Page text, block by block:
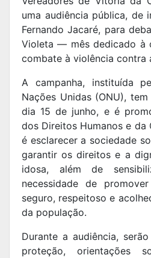
uma audiência pública, de
Fernando Jacaré, para
Violeta — mês dedicado à
combate à violência contra
A campanha, instituída
Nações Unidas (ONU),
dia 15 de junho, e é
dos Direitos Humanos e da
é esclarecer a sociedade
garantir os direitos e a
idosa, além de
necessidade de
seguro, respeitoso e
da população.
Durante a audiência,
proteção, orientações